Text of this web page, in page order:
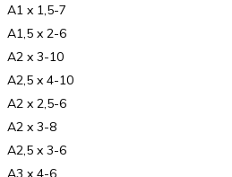
A1 x 1,5-7
A1,5 x 2-6
A2 x 3-10
A2,5 x 4-10
A2 x 2,5-6
A2 x 3-8
A2,5 x 3-6
A3 x 4-6